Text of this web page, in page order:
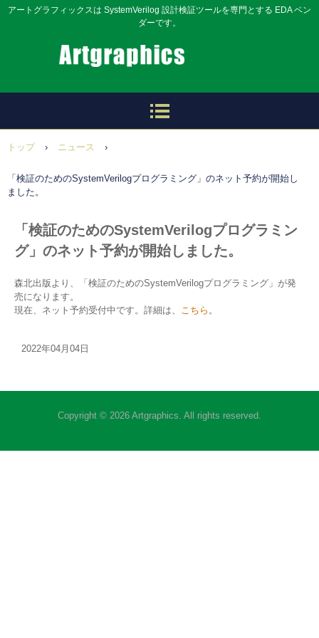
アートグラフィックスは SystemVerilog 設計検証ツールを専門とする EDA ベン
ダーです。
トップ › ニュース ›
「検証のためのSystemVerilogプログラミング」のネット予約が開始し
ました。
「検証のためのSystemVerilogプログラミン
グ」のネット予約が開始しました。
森北出版より、「検証のためのSystemVerilogプログラミング」が発
売になります。
現在、ネット予約受付中です。詳細は、 こちら 。
2022年04月04日
Copyright © 2026 Artgraphics. All rights reserved.